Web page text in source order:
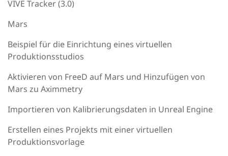
VIVE Tracker (3.0)
Mars
Beispiel für die Einrichtung eines virtuellen
Produktionsstudios
Aktivieren von FreeD auf Mars und Hinzufügen von
Mars zu Aximmetry
Importieren von Kalibrierungsdaten in Unreal Engine
Erstellen eines Projekts mit einer virtuellen
Produktionsvorlage